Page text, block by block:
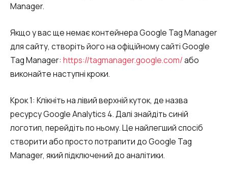
Manager.
Якщо у вас ще немає контейнера Google Tag Manager
для сайту, створіть його на офіційному сайті Google
Tag Manager: https://tagmanager.google.com/або
виконайте наступні кроки.
Крок 1: Клікніть на лівий верхній куток, де назва
ресурсу Google Analytics 4. Далі знайдіть синій
логотип, перейдіть по ньому. Це найлегший спосіб
створити або просто потрапити до Google Tag
Manager, який підключений до аналітики.